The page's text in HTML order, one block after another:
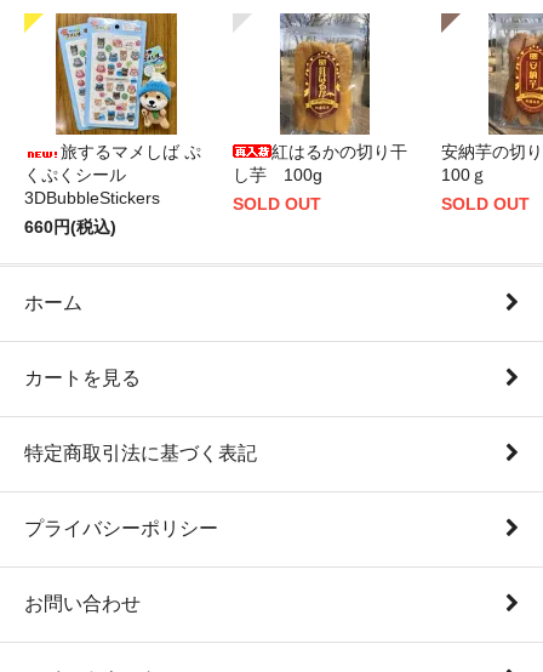
旅するマメしば ぷ
くぷくシール
3DBubbleStickers
660円(税込)
紅はるかの切り干
し芋 100g
SOLD OUT
安納芋の切
100ｇ
SOLD OUT
ホーム
カートを見る
特定商取引法に基づく表記
プライバシーポリシー
お問い合わせ